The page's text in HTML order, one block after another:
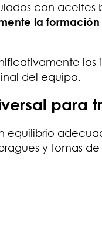
con aceites
la
los
del equipo.
para
equilibrio
y tomas de